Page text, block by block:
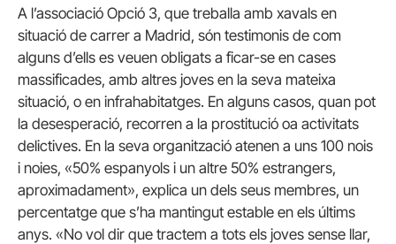
A l’associació Opció 3, que treballa amb xavals en
situació de carrer a Madrid, són testimonis de com
alguns d’ells es veuen obligats a ficar-se en cases
massificades, amb altres joves en la seva mateixa
situació, o en infrahabitatges. En alguns casos, quan pot
la desesperació, recorren a la prostitució oa activitats
delictives. En la seva organització atenen a uns 100 nois
i noies, «50% espanyols i un altre 50% estrangers,
aproximadament», explica un dels seus membres, un
percentatge que s’ha mantingut estable en els últims
anys. «No vol dir que tractem a tots els joves sense llar,